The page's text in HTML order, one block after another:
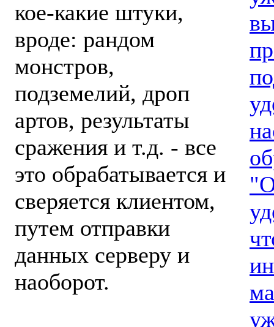
кое-какие штуки,
вроде: рандом
монстров,
подземелий, дроп
артов, результаты
сражения и т.д. - все
это обрабатывается и
сверяется клиентом,
путем отправки
данных серверу и
наоборот.